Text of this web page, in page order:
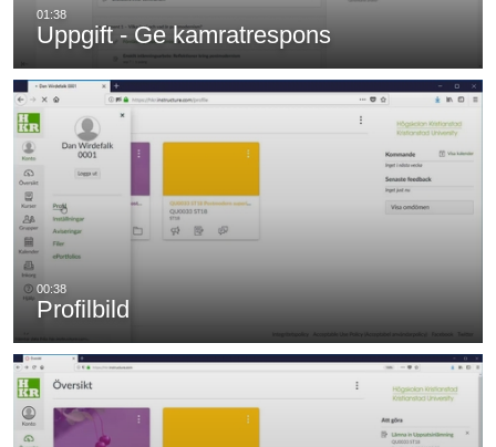
Uppgift - Ge kamratrespons
Profilbild